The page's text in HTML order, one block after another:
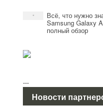
* Всё, что нужно
Samsung Galaxy
полный обзор
---
Новости